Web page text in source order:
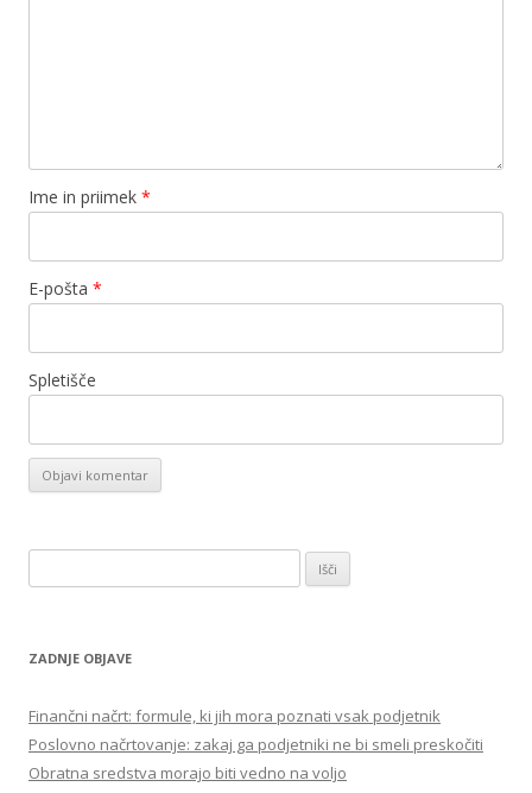
Ime in priimek *
E-pošta *
Spletišče
ZADNJE OBJAVE
Finančni načrt: formule, ki jih mora poznati vsak podjetnik
Poslovno načrtovanje: zakaj ga podjetniki ne bi smeli preskočiti
Obratna sredstva morajo biti vedno na voljo